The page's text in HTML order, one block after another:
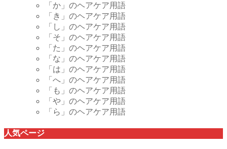
「か」のヘアケア用語
「き」のヘアケア用語
「し」のヘアケア用語
「そ」のヘアケア用語
「た」のヘアケア用語
「な」のヘアケア用語
「は」のヘアケア用語
「へ」のヘアケア用語
「も」のヘアケア用語
「や」のヘアケア用語
「ら」のヘアケア用語
人気ページ